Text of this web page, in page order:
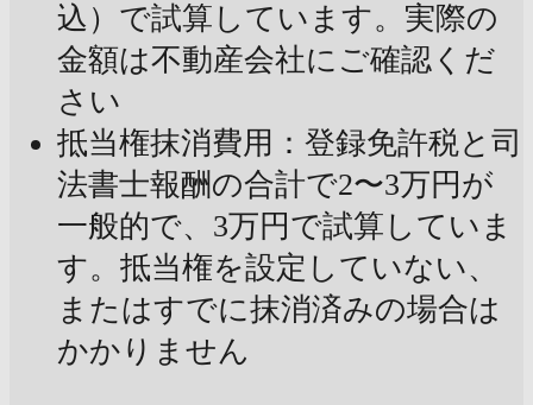
込）で試算しています。実際の
金額は不動産会社にご確認くだ
さい
抵当権抹消費用：登録免許税と司
法書士報酬の合計で2〜3万円が
一般的で、3万円で試算していま
す。抵当権を設定していない、
またはすでに抹消済みの場合は
かかりません